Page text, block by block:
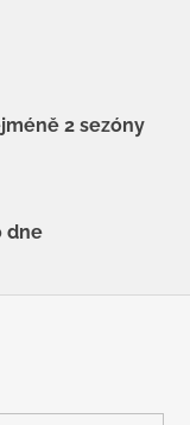
2 sezóny
dne